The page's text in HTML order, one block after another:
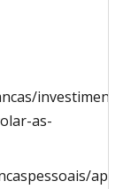
as-
app-